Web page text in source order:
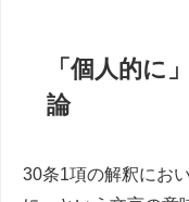
「個人的に
論
30条1項の解釈にお